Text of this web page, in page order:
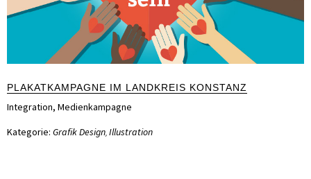
PLAKATKAMPAGNE IM LANDKREIS KONSTANZ
Integration, Medienkampagne
Kategorie: Grafik Design, Illustration